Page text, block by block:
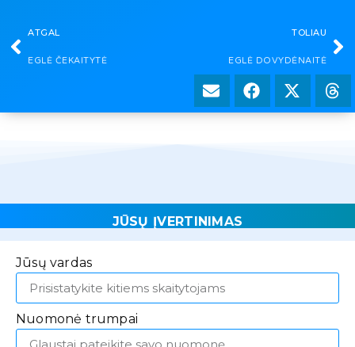
ATGAL
EGLĖ ČEKAITYTĖ
TOLIAU
EGLĖ DOVYDĖNAITĖ
JŪSŲ ĮVERTINIMAS
Jūsų vardas
Nuomonė trumpai